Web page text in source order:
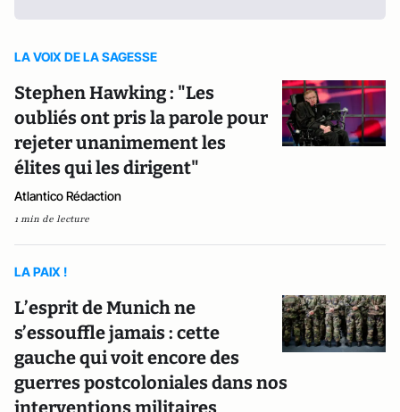
LA VOIX DE LA SAGESSE
Stephen Hawking : "Les
oubliés ont pris la parole pour
rejeter unanimement les
élites qui les dirigent"
Atlantico Rédaction
1 min de lecture
LA PAIX !
L’esprit de Munich ne
s’essouffle jamais : cette
gauche qui voit encore des
guerres postcoloniales dans nos
interventions militaires